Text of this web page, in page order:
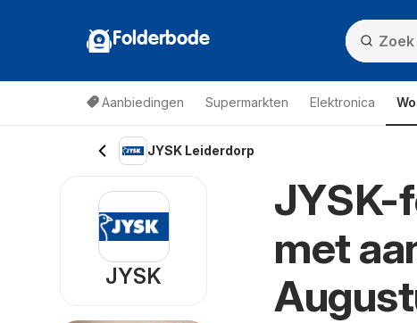
Folderbode
Aanbiedingen Supermarkten Elektronica
JYSK Leiderdorp
JYSK-
met
JYSK